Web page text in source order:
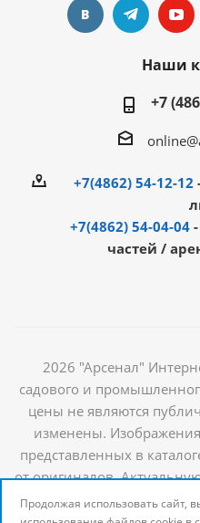
Наши
+7
+7(4862) 54-12-12
+7(4862) 54-04-04
частей /
2026 "Арсенал"
садового и
цены не являются
изменены.
представленных в
от оригиналов.
наличии товаров
Продолжая использовать сайт,